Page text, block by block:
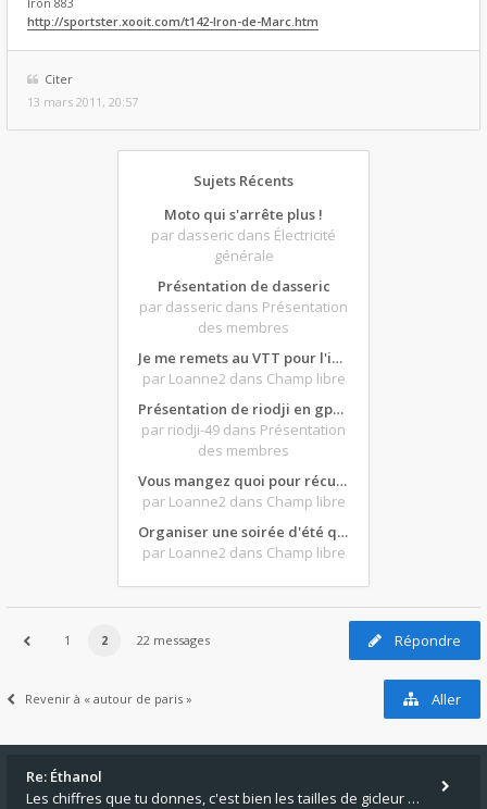
http://sportster.xooit.com/t142-Iron-de-Marc.htm
Citer
13 mars 2011, 20:57
Sujets Récents
Moto qui s'arrête plus !
par dasseric dans Électricité
générale
Présentation de dasseric
par dasseric dans Présentation
des membres
Je me remets au VTT pour l'intersaison, version électrique
par Loanne2 dans Champ libre
Présentation de riodji en gpz500
par riodji-49 dans Présentation
des membres
Vous mangez quoi pour récupérer après une grosse journée de moto ?
par Loanne2 dans Champ libre
Organiser une soirée d'été qui claque : vos bons plans matos ?
par Loanne2 dans Champ libre
1 2 22 messages Répondre
Revenir à « autour de paris » Aller
Re: Éthanol
Les chiffres que tu donnes, c'est bien les tailles de gicleur ? Par contre tes "-2 tours" à quoi correspondent t'ils ?